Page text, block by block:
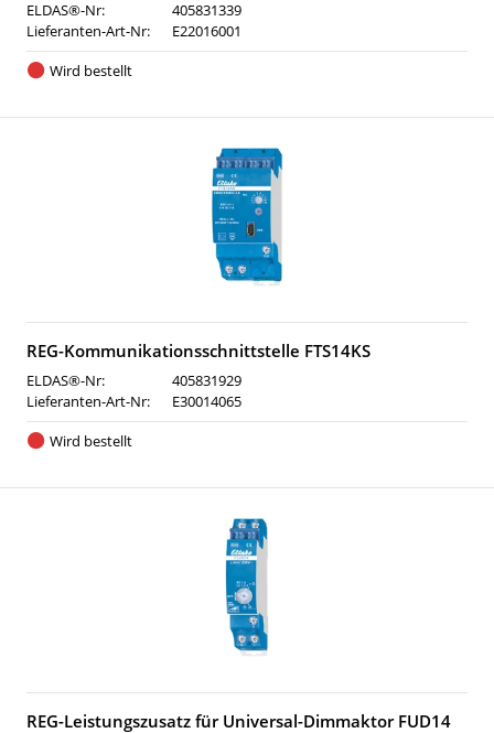
ELDAS®-Nr:
405831339
Lieferanten-Art-Nr:
E22016001
Wird bestellt
REG-Kommunikationsschnittstelle FTS14KS
ELDAS®-Nr:
405831929
Lieferanten-Art-Nr:
E30014065
Wird bestellt
REG-Leistungszusatz für Universal-Dimmaktor FUD14